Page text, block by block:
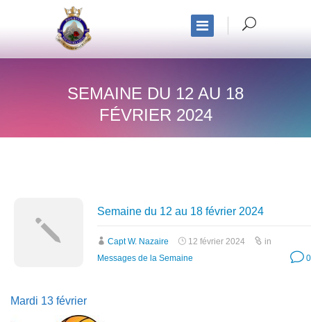
SEMAINE DU 12 AU 18
FÉVRIER 2024
Semaine du 12 au 18 février 2024
Capt W. Nazaire 12 février 2024
in
Messages de la Semaine
0
Mardi 13 février